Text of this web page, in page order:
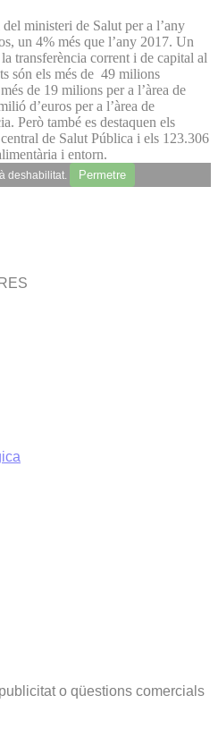
ministeri de Salut per a l’any
un 4% més que l’any 2017. Un
transferència corrent i de capital al
són els més de 49 milions
de 19 milions per a l’àrea de
d’euros per a l’àrea de
Però també es destaquen els
de Salut Pública i els 123.306
i entorn.
deshabilitat. Permetre
o qüestions comercials